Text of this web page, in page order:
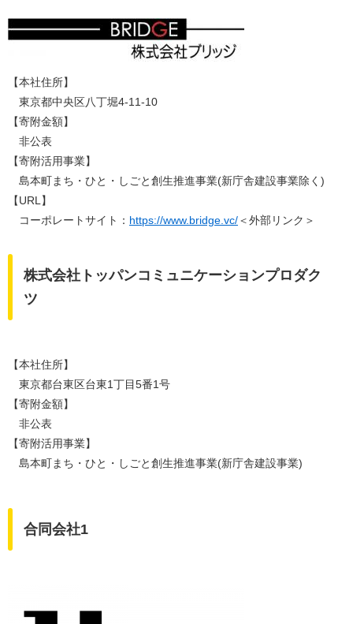
【本社住所】
東京都中央区八丁堀4-11-10
【寄附金額】
非公表
【寄附活用事業】
島本町まち・ひと・しごと創生推進事業(新庁舎建設事業除く)
【URL】
コーポレートサイト： https://www.bridge.vc/＜外部リンク＞
株式会社トッパンコミュニケーションプロダク
ツ
【本社住所】
東京都台東区台東1丁目5番1号
【寄附金額】
非公表
【寄附活用事業】
島本町まち・ひと・しごと創生推進事業(新庁舎建設事業)
合同会社1